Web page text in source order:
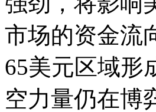
市场的资金
65美元区域形
空力量仍在博